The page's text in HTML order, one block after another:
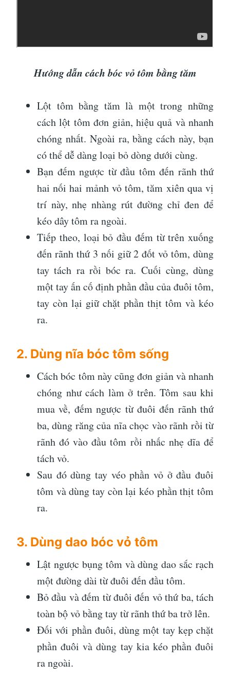
Hướng dẫn cách bóc vỏ tôm bằng tăm
Lột tôm bằng tăm là một trong những
cách lột tôm đơn giản, hiệu quả và nhanh
chóng nhất. Ngoài ra, bằng cách này, bạn
có thể dễ dàng loại bỏ dòng dưới cùng.
Bạn đếm ngược từ đầu tôm đến rãnh thứ
hai nối hai mảnh vỏ tôm, tăm xiên qua vị
trí này, nhẹ nhàng rút đường chỉ đen để
kéo dây tôm ra ngoài.
Tiếp theo, loại bỏ đầu đếm từ trên xuống
đến rãnh thứ 3 nối giữ 2 đốt vỏ tôm, dùng
tay tách ra rồi bóc ra. Cuối cùng, dùng
một tay ấn cố định phần đầu của đuôi tôm,
tay còn lại giữ chặt phần thịt tôm và kéo
ra.
2. Dùng nĩa bóc tôm sống
Cách bóc tôm này cũng đơn giản và nhanh
chóng như cách làm ở trên. Tôm sau khi
mua về, đếm ngược từ đuôi đến rãnh thứ
ba, dùng răng của nĩa chọc vào rãnh rồi từ
rãnh đó vào đầu tôm rồi nhấc nhẹ dĩa để
tách vỏ.
Sau đó dùng tay véo phần vỏ ở đầu đuôi
tôm và dùng tay còn lại kéo phần thịt tôm
ra.
3. Dùng dao bóc vỏ tôm
Lật ngược bụng tôm và dùng dao sắc rạch
một đường dài từ đuôi đến đầu tôm.
Bỏ đầu và đếm từ đuôi đến vỏ thứ ba, tách
toàn bộ vỏ bằng tay từ rãnh thứ ba trở lên.
Đối với phần đuôi, dùng một tay kẹp chặt
phần đuôi và dùng tay kia kéo phần đuôi
ra ngoài.